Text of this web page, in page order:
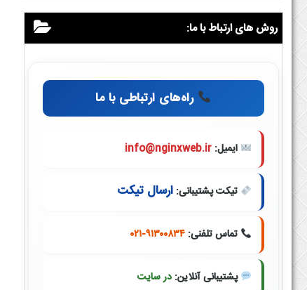
روش های ارتباط با ما:
راه‌های ارتباطی با ما
ایمیل: info@nginxweb.ir
تیکت پشتیبانی: ارسال تیکت
تماس تلفنی: ۰۲۱-۹۱۳۰۰۸۳۴
پشتیبانی آنلاین: در سایت